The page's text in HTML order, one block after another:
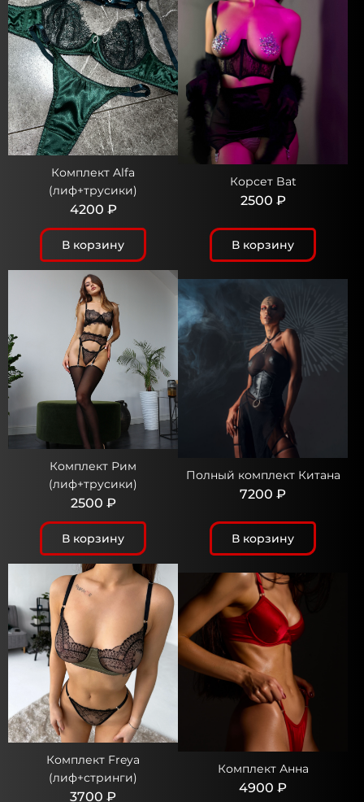
Комплект Alfa
(лиф+трусики)
4200 ₽
В корзину
Корсет Bat
2500 ₽
В корзину
Комплект Рим
(лиф+трусики)
2500 ₽
В корзину
Полный комплект Китана
7200 ₽
В корзину
Комплект Freya
(лиф+стринги)
3700 ₽
Комплект Анна
4900 ₽